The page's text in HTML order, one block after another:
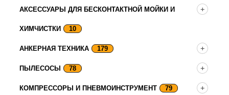
АКСЕССУАРЫ ДЛЯ БЕСКОНТАКТНОЙ МОЙКИ И
ХИМЧИСТКИ 10
АНКЕРНАЯ ТЕХНИКА 179
ПЫЛЕСОСЫ 78
КОМПРЕССОРЫ И ПНЕВМОИНСТРУМЕНТ 79